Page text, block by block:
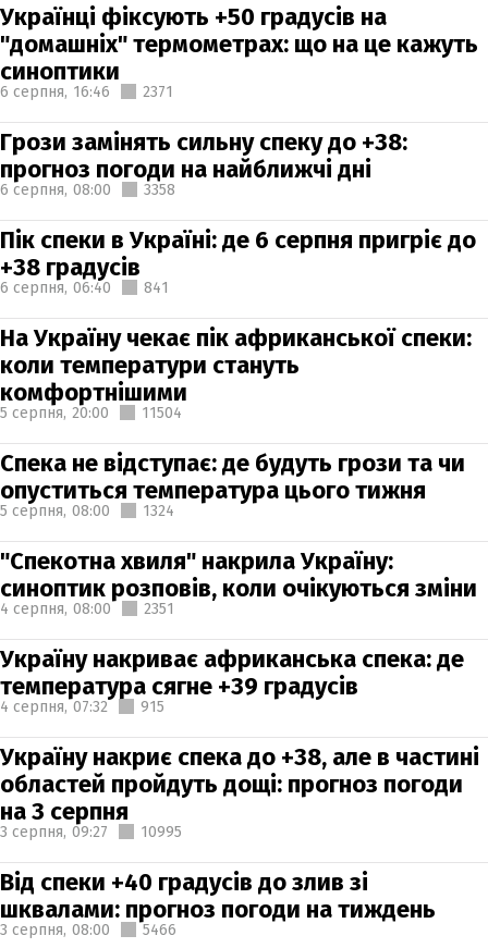
Українці фіксують +50 градусів на
"домашніх" термометрах: що на це кажуть
синоптики
6 серпня, 16:46 2371
Грози замінять сильну спеку до +38:
прогноз погоди на найближчі дні
6 серпня, 08:00 3358
Пік спеки в Україні: де 6 серпня пригріє до
+38 градусів
6 серпня, 06:40 841
На Україну чекає пік африканської спеки:
коли температури стануть
комфортнішими
5 серпня, 20:00 11504
Спека не відступає: де будуть грози та чи
опуститься температура цього тижня
5 серпня, 08:00 1324
"Спекотна хвиля" накрила Україну:
синоптик розповів, коли очікуються зміни
4 серпня, 08:00 2351
Україну накриває африканська спека: де
температура сягне +39 градусів
4 серпня, 07:32 915
Україну накриє спека до +38, але в частині
областей пройдуть дощі: прогноз погоди
на 3 серпня
3 серпня, 09:27 10995
Від спеки +40 градусів до злив зі
шквалами: прогноз погоди на тиждень
3 серпня, 08:00 5466